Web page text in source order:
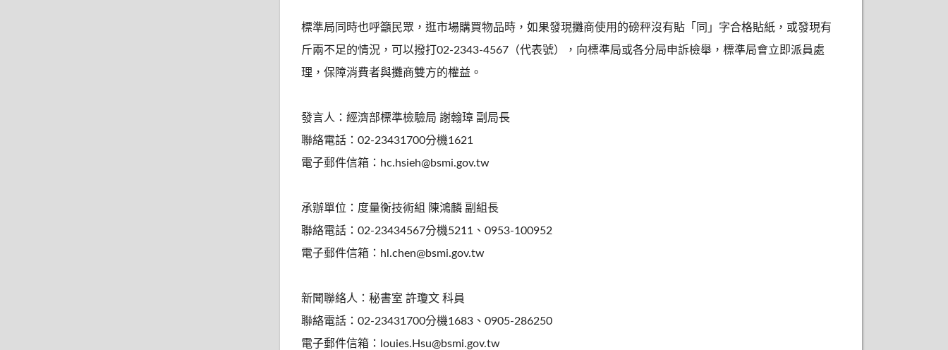
標準局同時也呼籲民眾，逛市場購買物品時，如果發現攤商使用的磅秤沒有貼「同」字合格貼紙，或發現有
斤兩不足的情況，可以撥打02-2343-4567（代表號），向標準局或各分局申訴檢舉，標準局會立即派員處
理，保障消費者與攤商雙方的權益。
發言人：經濟部標準檢驗局 謝翰璋 副局長
聯絡電話：02-23431700分機1621
電子郵件信箱：hc.hsieh@bsmi.gov.tw
承辦單位：度量衡技術組 陳鴻麟 副組長
聯絡電話：02-23434567分機5211、0953-100952
電子郵件信箱：hl.chen@bsmi.gov.tw
新聞聯絡人：秘書室 許瓊文 科員
聯絡電話：02-23431700分機1683、0905-286250
電子郵件信箱：louies.Hsu@bsmi.gov.tw